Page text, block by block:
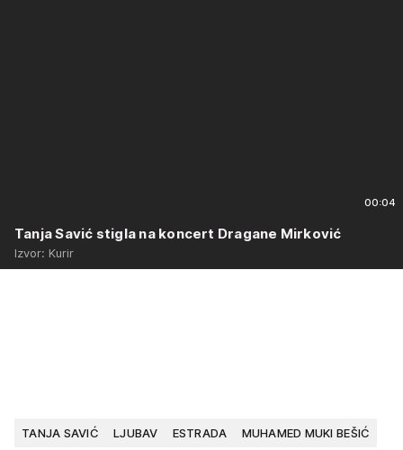
00:04
Tanja Savić stigla na koncert Dragane Mirković
Izvor: Kurir
TANJA SAVIĆ LJUBAV ESTRADA MUHAMED MUKI BEŠIĆ